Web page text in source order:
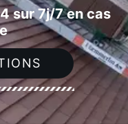
sur 7j/7 en cas